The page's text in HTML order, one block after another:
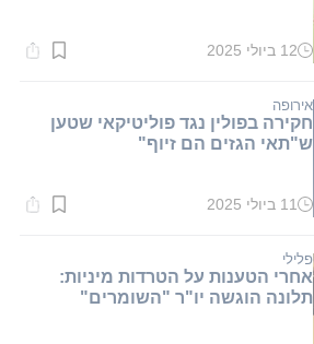
זמן
דקות.
12 ביולי 2025
אירופה
חקירה בפולין נגד פוליטיקאי שטען
ש"תאי הגזים הם זיוף"
זמן
דקות.
11 ביולי 2025
פלילי
אחרי הטענות על הטרדות מיניות:
תלונה הוגשה יו"ר "השומרים"